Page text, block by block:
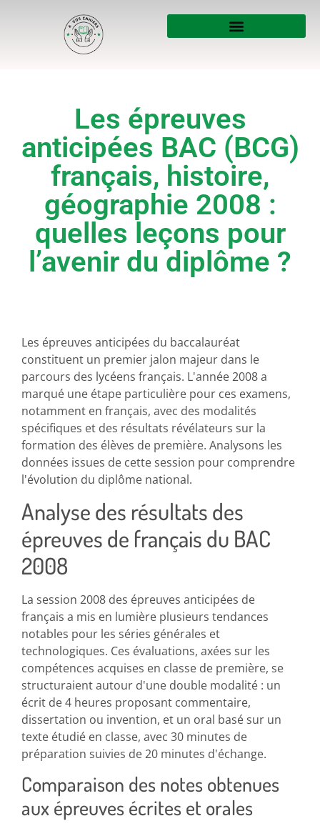
Les épreuves
anticipées BAC (BCG)
français, histoire,
géographie 2008 :
quelles leçons pour
l’avenir du diplôme ?
Les épreuves anticipées du baccalauréat
constituent un premier jalon majeur dans le
parcours des lycéens français. L'année 2008 a
marqué une étape particulière pour ces examens,
notamment en français, avec des modalités
spécifiques et des résultats révélateurs sur la
formation des élèves de première. Analysons les
données issues de cette session pour comprendre
l'évolution du diplôme national.
Analyse des résultats des
épreuves de français du BAC
2008
La session 2008 des épreuves anticipées de
français a mis en lumière plusieurs tendances
notables pour les séries générales et
technologiques. Ces évaluations, axées sur les
compétences acquises en classe de première, se
structuraient autour d'une double modalité : un
écrit de 4 heures proposant commentaire,
dissertation ou invention, et un oral basé sur un
texte étudié en classe, avec 30 minutes de
préparation suivies de 20 minutes d'échange.
Comparaison des notes obtenues
aux épreuves écrites et orales